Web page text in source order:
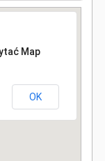
Map
OK